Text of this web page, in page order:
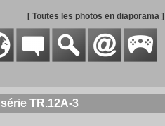
[ Toutes les photos en diaporama ]
TR.12A-3